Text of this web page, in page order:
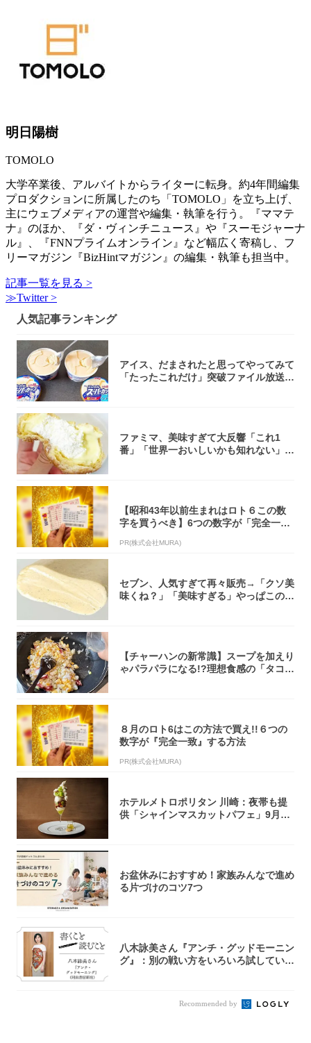
明日陽樹
TOMOLO
大学卒業後、アルバイトからライターに転身。約4年間編集
プロダクションに所属したのち「TOMOLO」を立ち上げ、
主にウェブメディアの運営や編集・執筆を行う。『ママテ
ナ』のほか、『ダ・ヴィンチニュース』や『スーモジャーナ
ル』、『FNNプライムオンライン』など幅広く寄稿し、フ
リーマガジン『BizHintマガジン』の編集・執筆も担当中。
記事一覧を見る >
≫Twitter >
人気記事ランキング
アイス、だまされたと思ってやってみて
「たったこれだけ」突破ファイル放送で
ファミマ、美味すぎて大反響「これ1
番」「世界一おいしいかも知れない」
【昭和43年以前生まれはロト６この数
字を買うべき】6つの数字が「完全一
PR(株式会社MURA)
セブン、人気すぎて再々販売→「クソ美
味くね？」「美味すぎる」やっぱこのク
【チャーハンの新常識】スープを加えり
ゃパラパラになる!?理想食感の「タコチ
８月のロト6はこの方法で買え!!６つの
数字が『完全一致』する方法
PR(株式会社MURA)
ホテルメトロポリタン 川崎：夜帯も提
供「シャインマスカットパフェ」9月1
お盆休みにおすすめ！家族みんなで進め
る片づけのコツ7つ
八木詠美さん『アンチ・グッドモーニン
グ』：別の戦い方をいろいろ試している
Recommended by